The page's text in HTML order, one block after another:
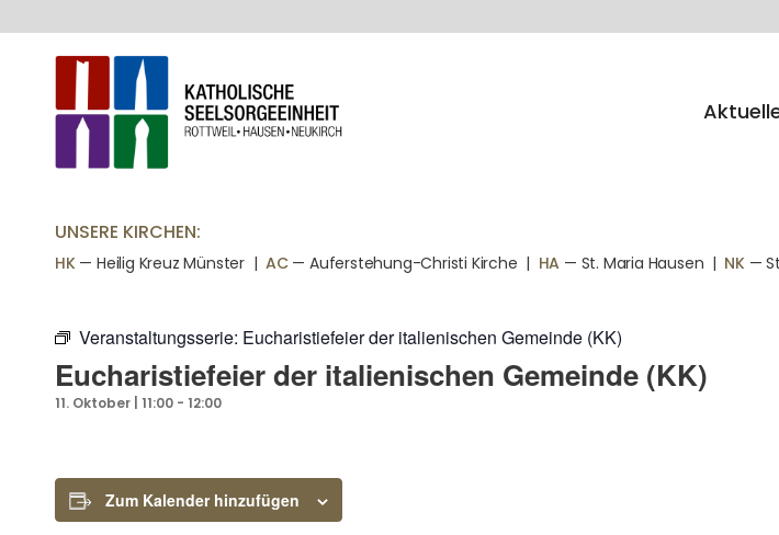
UNSERE KIRCHEN:
HK— Heilig Kreuz Münster |AC— Auferstehung-Christi Kirche | HA — St. Maria Hausen | NK —
Veranstaltungsserie: Eucharistiefeier der italienischen Gemeinde (KK)
Eucharistiefeier der italienischen Gemeinde (KK)
11. Oktober | 11:00 - 12:00
Zum Kalender hinzufügen